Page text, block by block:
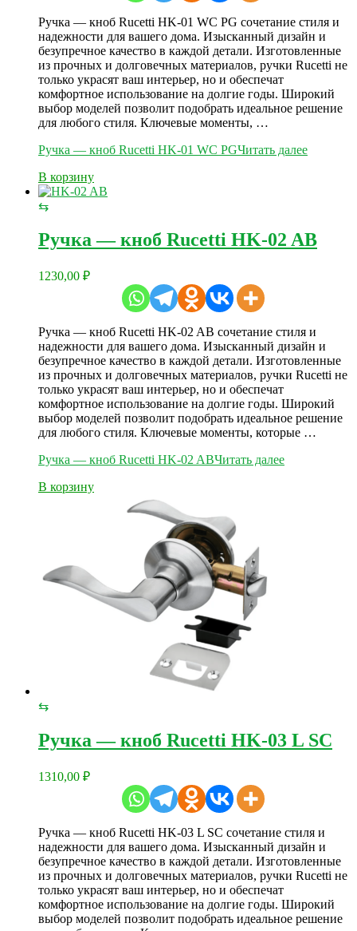
Ручка — кноб Rucetti HK-01 WC PG сочетание стиля и
надежности для вашего дома. Изысканный дизайн и
безупречное качество в каждой детали. Изготовленные
из прочных и долговечных материалов, ручки Rucetti не
только украсят ваш интерьер, но и обеспечат
комфортное использование на долгие годы. Широкий
выбор моделей позволит подобрать идеальное решение
для любого стиля. Ключевые моменты, …
Ручка — кноб Rucetti HK-01 WC PGЧитать далее
В корзину
⇆
Ручка — кноб Rucetti HK-02 AB
1230,00 ₽
Ручка — кноб Rucetti HK-02 AB сочетание стиля и
надежности для вашего дома. Изысканный дизайн и
безупречное качество в каждой детали. Изготовленные
из прочных и долговечных материалов, ручки Rucetti не
только украсят ваш интерьер, но и обеспечат
комфортное использование на долгие годы. Широкий
выбор моделей позволит подобрать идеальное решение
для любого стиля. Ключевые моменты, которые …
Ручка — кноб Rucetti HK-02 ABЧитать далее
В корзину
⇆
Ручка — кноб Rucetti HK-03 L SC
1310,00 ₽
Ручка — кноб Rucetti HK-03 L SC сочетание стиля и
надежности для вашего дома. Изысканный дизайн и
безупречное качество в каждой детали. Изготовленные
из прочных и долговечных материалов, ручки Rucetti не
только украсят ваш интерьер, но и обеспечат
комфортное использование на долгие годы. Широкий
выбор моделей позволит подобрать идеальное решение